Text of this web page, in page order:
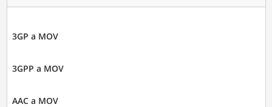
3GP a MOV
3GPP a MOV
AAC a MOV